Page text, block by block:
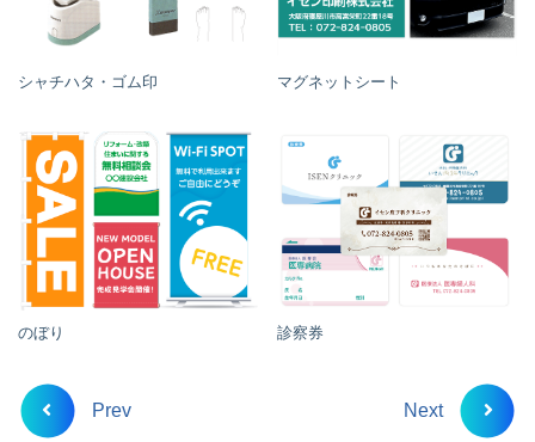
シャチハタ・ゴム印 マグネットシート
のぼり 診察券
Prev Next